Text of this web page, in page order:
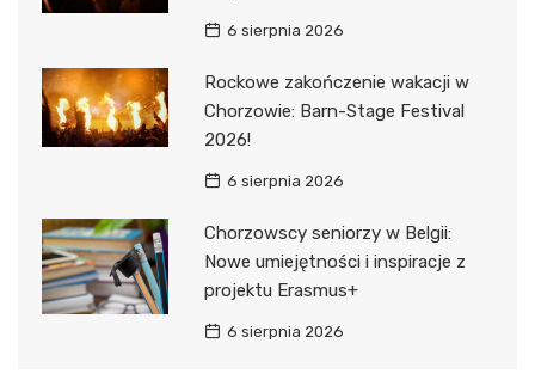
6 sierpnia 2026
Rockowe zakończenie wakacji w
Chorzowie: Barn-Stage Festival
2026!
6 sierpnia 2026
Chorzowscy seniorzy w Belgii:
Nowe umiejętności i inspiracje z
projektu Erasmus+
6 sierpnia 2026